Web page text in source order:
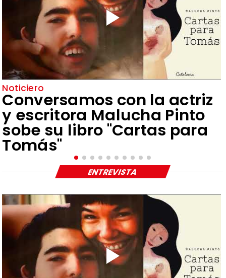
Noticiero
Conversamos con la actriz
y escritora Malucha Pinto
sobe su libro "Cartas para
Tomás"
ENTREVISTA